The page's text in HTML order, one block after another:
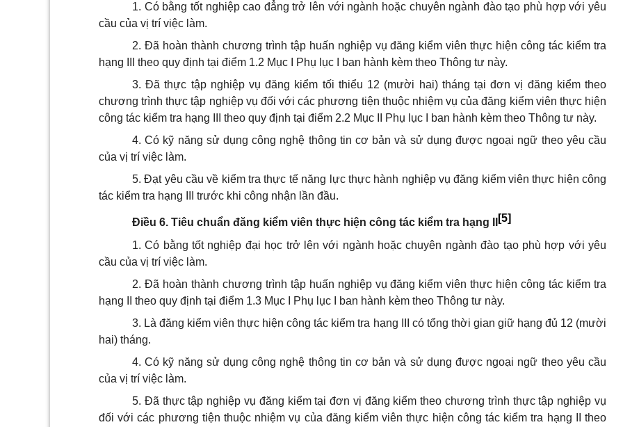
1. Có bằng tốt nghiệp cao đẳng trở lên với ngành hoặc chuyên ngành đào tạo phù hợp với yêu
cầu của vị trí việc làm.
2. Đã hoàn thành chương trình tập huấn nghiệp vụ đăng kiểm viên thực hiện công tác kiểm tra
hạng III theo quy định tại điểm 1.2 Mục I Phụ lục I ban hành kèm theo Thông tư này.
3. Đã thực tập nghiệp vụ đăng kiểm tối thiểu 12 (mười hai) tháng tại đơn vị đăng kiểm theo
chương trình thực tập nghiệp vụ đối với các phương tiện thuộc nhiệm vụ của đăng kiểm viên thực hiện
công tác kiểm tra hạng III theo quy định tại điểm 2.2 Mục II Phụ lục I ban hành kèm theo Thông tư này.
4. Có kỹ năng sử dụng công nghệ thông tin cơ bản và sử dụng được ngoại ngữ theo yêu cầu
của vị trí việc làm.
5. Đạt yêu cầu về kiểm tra thực tế năng lực thực hành nghiệp vụ đăng kiểm viên thực hiện công
tác kiểm tra hạng III trước khi công nhận lần đầu.
Điều 6. Tiêu chuẩn đăng kiểm viên thực hiện công tác kiểm tra hạng II [5]
1. Có bằng tốt nghiệp đại học trở lên với ngành hoặc chuyên ngành đào tạo phù hợp với yêu
cầu của vị trí việc làm.
2. Đã hoàn thành chương trình tập huấn nghiệp vụ đăng kiểm viên thực hiện công tác kiểm tra
hạng II theo quy định tại điểm 1.3 Mục I Phụ lục I ban hành kèm theo Thông tư này.
3. Là đăng kiểm viên thực hiện công tác kiểm tra hạng III có tổng thời gian giữ hạng đủ 12 (mười
hai) tháng.
4. Có kỹ năng sử dụng công nghệ thông tin cơ bản và sử dụng được ngoại ngữ theo yêu cầu
của vị trí việc làm.
5. Đã thực tập nghiệp vụ đăng kiểm tại đơn vị đăng kiểm theo chương trình thực tập nghiệp vụ
đối với các phương tiện thuộc nhiệm vụ của đăng kiểm viên thực hiện công tác kiểm tra hạng II theo